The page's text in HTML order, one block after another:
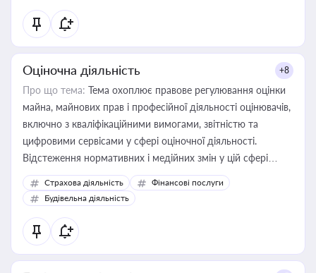
Оціночна діяльність +8
Про що тема: Тема охоплює правове регулювання оцінки
майна, майнових прав і професійної діяльності оцінювачів,
включно з кваліфікаційними вимогами, звітністю та
цифровими сервісами у сфері оціночної діяльності.
Відстеження нормативних і медійних змін у цій сфері
корисне для власника бізнесу, керівника, юриста або
бухгалтера під час оподаткування, приватизації, оренди
державного майна, корпоративних угод і перевірки
статусу суб'єктів оціночної діяльності
Страхова діяльність
Фінансові послуги
Будівельна діяльність